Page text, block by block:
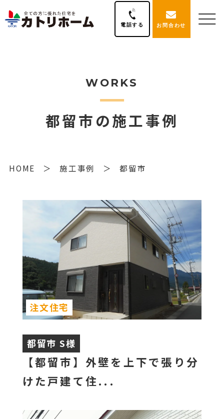
電話する お問合わせ
WORKS
都留市の施工事例
HOME 施工事例 都留市
都留市 S様
【都留市】外壁を上下で張り分
けた戸建て住...
注文住宅